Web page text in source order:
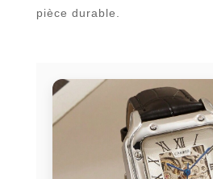
pièce durable.